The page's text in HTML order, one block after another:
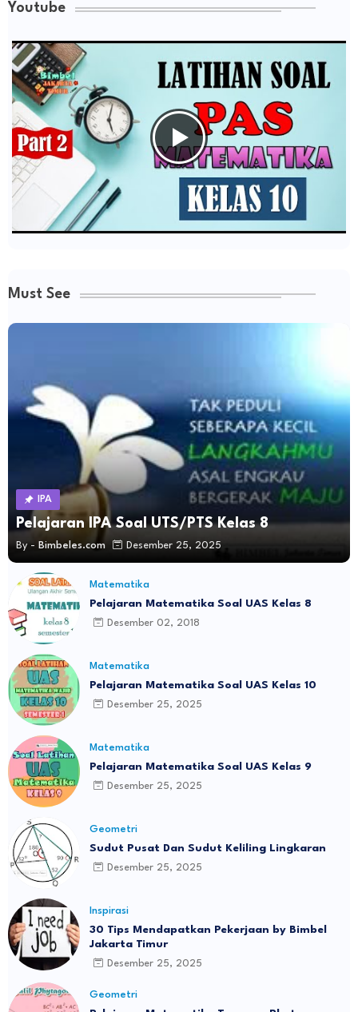
Youtube
Must See
IPA
Pelajaran IPA Soal UTS/PTS Kelas 8
By - Bimbeles.com Desember 25, 2025
Matematika
Pelajaran Matematika Soal UAS Kelas 8
Desember 02, 2018
Matematika
Pelajaran Matematika Soal UAS Kelas 10
Desember 25, 2025
Matematika
Pelajaran Matematika Soal UAS Kelas 9
Desember 25, 2025
Geometri
Sudut Pusat Dan Sudut Keliling Lingkaran
Desember 25, 2025
Inspirasi
30 Tips Mendapatkan Pekerjaan by Bimbel
Jakarta Timur
Desember 25, 2025
Geometri